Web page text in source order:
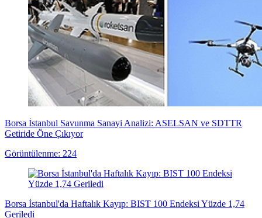
Borsa İstanbul Savunma Sanayi Analizi: ASELSAN ve SDTTR
Getiride Öne Çıkıyor
Görüntülenme: 224
Borsa İstanbul'da Haftalık Kayıp: BIST 100 Endeksi Yüzde 1,74
Geriledi